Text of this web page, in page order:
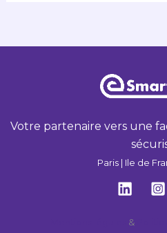
Votre partenaire vers une
Paris | Ile de
&